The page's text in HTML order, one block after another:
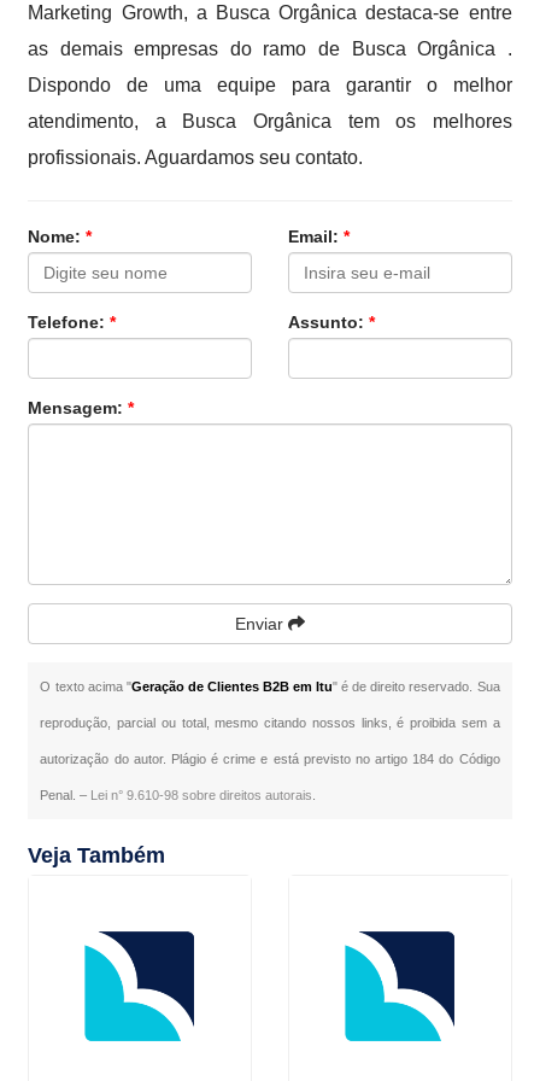
Marketing Growth, a Busca Orgânica destaca-se entre
as demais empresas do ramo de Busca Orgânica .
Dispondo de uma equipe para garantir o melhor
atendimento, a Busca Orgânica tem os melhores
profissionais. Aguardamos seu contato.
Nome:* Email: *
Telefone:* Assunto: *
Mensagem:*
Enviar
O texto acima "Geração de Clientes B2B em Itu" é de direito reservado. Sua
reprodução, parcial ou total, mesmo citando nossos links, é proibida sem a
autorização do autor. Plágio é crime e está previsto no artigo 184 do Código
Penal. – Lei n° 9.610-98 sobre direitos autorais
Veja Também